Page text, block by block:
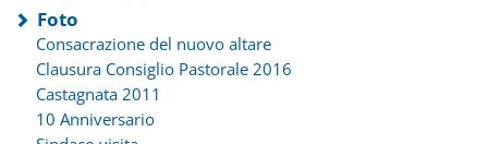
Foto
Consacrazione del nuovo altare
Clausura Consiglio Pastorale 2016
Castagnata 2011
10 Anniversario